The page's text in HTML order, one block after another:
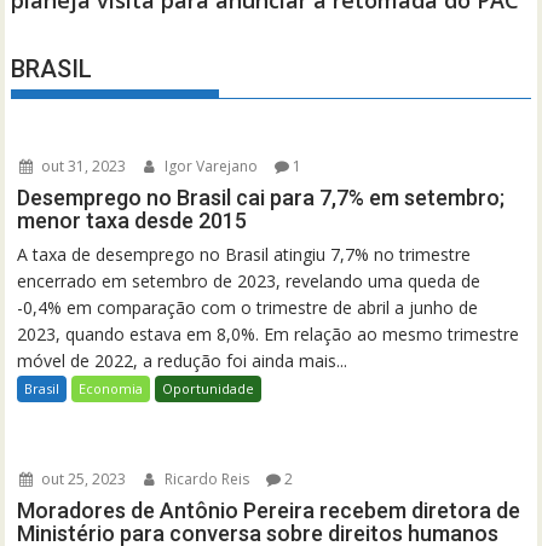
BRASIL
out 31, 2023 Igor Varejano 1
Desemprego no Brasil cai para 7,7% em setembro;
menor taxa desde 2015
A taxa de desemprego no Brasil atingiu 7,7% no trimestre
encerrado em setembro de 2023, revelando uma queda de
-0,4% em comparação com o trimestre de abril a junho de
2023, quando estava em 8,0%. Em relação ao mesmo trimestre
móvel de 2022, a redução foi ainda mais...
Brasil Economia Oportunidade
out 25, 2023 Ricardo Reis 2
Moradores de Antônio Pereira recebem diretora de
Ministério para conversa sobre direitos humanos